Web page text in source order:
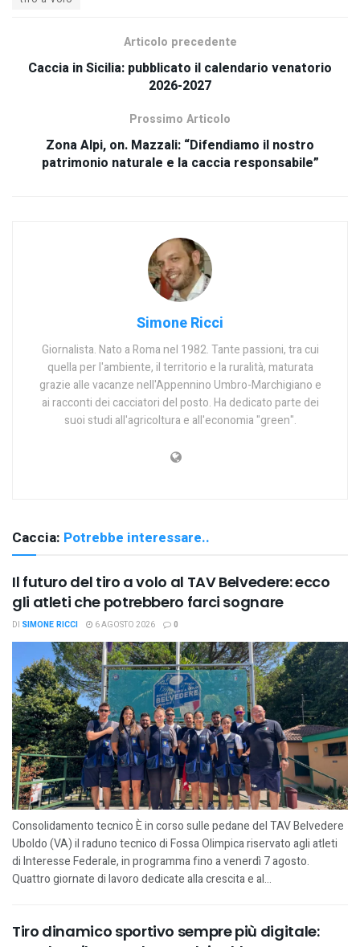
Articolo precedente
Caccia in Sicilia: pubblicato il calendario venatorio
2026-2027
Prossimo Articolo
Zona Alpi, on. Mazzali: “Difendiamo il nostro
patrimonio naturale e la caccia responsabile”
Simone Ricci
Giornalista. Nato a Roma nel 1982. Tante passioni, tra cui
quella per l'ambiente, il territorio e la ruralità, maturata
grazie alle vacanze nell'Appennino Umbro-Marchigiano e
ai racconti dei cacciatori del posto. Ha dedicato parte dei
suoi studi all'agricoltura e all'economia "green".
Caccia: Potrebbe interessare..
Il futuro del tiro a volo al TAV Belvedere: ecco
gli atleti che potrebbero farci sognare
DI SIMONE RICCI 6 AGOSTO 2026 0
Consolidamento tecnico È in corso sulle pedane del TAV Belvedere
Uboldo (VA) il raduno tecnico di Fossa Olimpica riservato agli atleti
di Interesse Federale, in programma fino a venerdì 7 agosto.
Quattro giornate di lavoro dedicate alla crescita e al...
Tiro dinamico sportivo sempre più digitale: